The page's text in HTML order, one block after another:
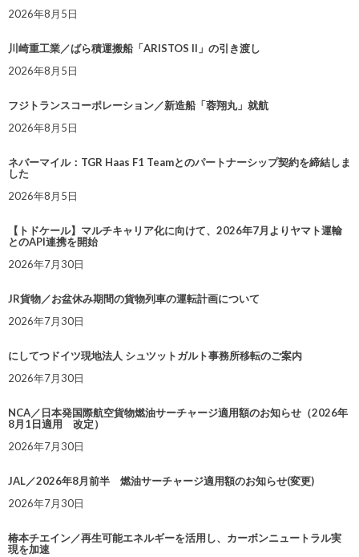
2026年8月5日
川崎重工業／ばら積運搬船「ARISTOS II」の引き渡し
2026年8月5日
フジトランスコーポレーション／新造船「蓉翔丸」就航
2026年8月5日
ネバーマイル：TGR Haas F1 Teamとのパートナーシップ契約を締結しま
した
2026年8月5日
【トドケール】マルチキャリア化に向けて、2026年7月よりヤマト運輸
とのAPI連携を開始
2026年7月30日
JR貨物／お盆休み期間の貨物列車の運転計画について
2026年7月30日
にしてつドイツ現地法人 シュツットガルト事務所移転のご案内
2026年7月30日
NCA／日本発国際航空貨物燃油サーチャージ適用額のお知らせ（2026年
8月1日適用 改定）
2026年7月30日
JAL／2026年8月前半 燃油サーチャージ適用額のお知らせ(変更)
2026年7月30日
椿本チエイン／再生可能エネルギーを活用し、カーボンニュートラル実
現を加速